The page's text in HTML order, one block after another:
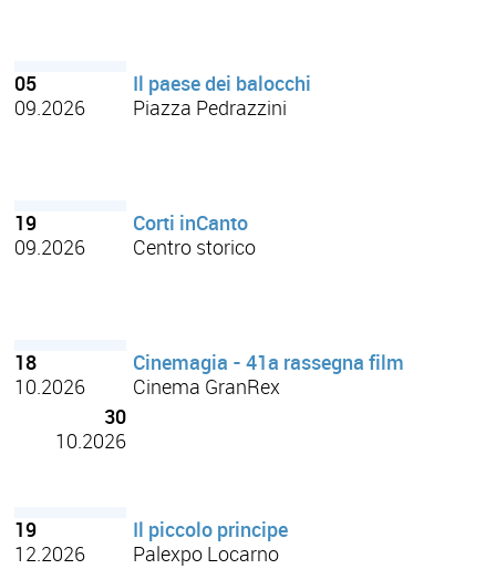
05
09.2026
Il paese dei balocchi
Piazza Pedrazzini
19
09.2026
Corti inCanto
Centro storico
18
10.2026
30
10.2026
Cinemagia - 41a rassegna film
Cinema GranRex
19
12.2026
Il piccolo principe
Palexpo Locarno